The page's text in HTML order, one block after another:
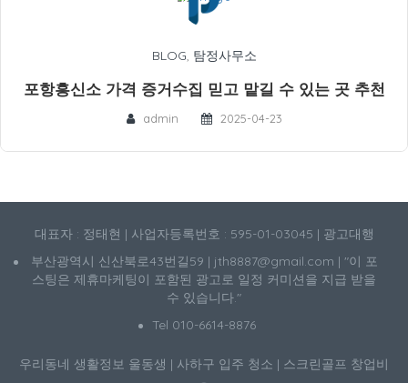
BLOG, 탐정사무소
포항흥신소 가격 증거수집 믿고 맡길 수 있는 곳 추천
admin 2025-04-23
대표자 : 정태현 | 사업자등록번호 : 595-01-03045 | 광고대행
부산광역시 신산북로43번길59 | jth8887@gmail.com | "이 포
스팅은 제휴마케팅이 포함된 광고로 일정 커미션을 지급 받을
수 있습니다."
Tel 010-6614-8876
우리동네 생활정보 울동생 | 사하구 입주 청소 | 스크린골프 창업비